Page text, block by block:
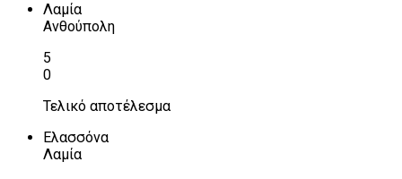
Λαμία
Ανθούπολη
5
0
Τελικό αποτέλεσμα
Ελασσόνα
Λαμία